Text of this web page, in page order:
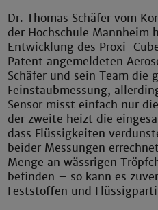
Dr. Thomas Schäfer vom
der Hochschule Mannheim
Entwicklung des Proxi-
Patent angemeldeten
Schäfer und sein Team die
Feinstaubmessung,
Sensor misst einfach nur
der zweite heizt die
dass Flüssigkeiten
beider Messungen
Menge an wässrigen
befinden – so kann es
Feststoffen und